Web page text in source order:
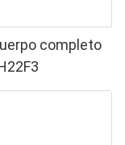
completo